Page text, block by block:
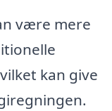
være mere
kan give